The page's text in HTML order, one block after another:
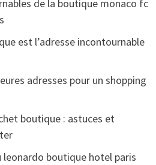
de la boutique monaco fc
est l’adresse incontournable
adresses pour un shopping
boutique : astuces et
leonardo boutique hotel paris